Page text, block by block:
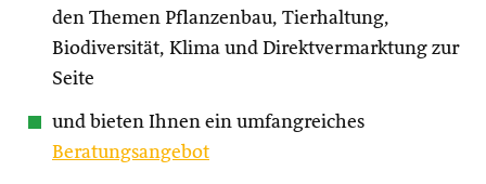
den Themen Pflanzenbau, Tierhaltung,
Biodiversität, Klima und Direktvermarktung zur
Seite
und bieten Ihnen ein umfangreiches
Beratungsangebot